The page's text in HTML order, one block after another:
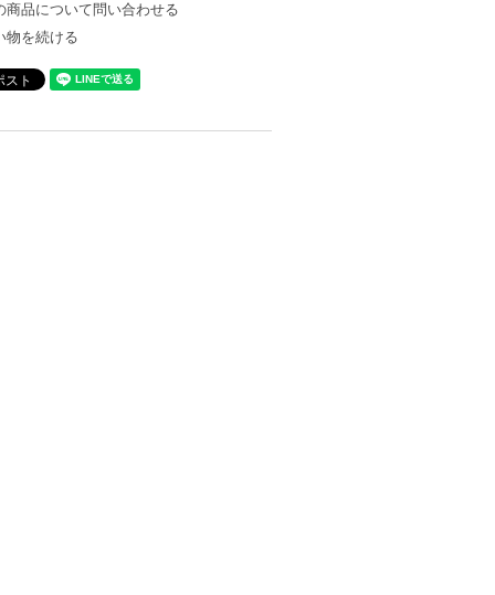
商品について問い合わせる
物を続ける